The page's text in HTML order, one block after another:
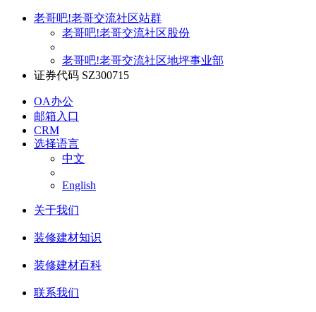
老哥吧!老哥交流社区站群
老哥吧!老哥交流社区股份
老哥吧!老哥交流社区地坪事业部
证券代码 SZ300715
OA办公
邮箱入口
CRM
选择语言
中文
English
关于我们
装修建材知识
装修建材百科
联系我们